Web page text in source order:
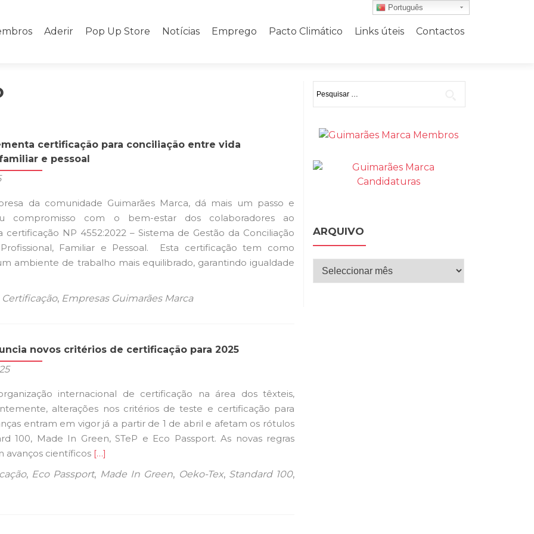
Aderir Pop Up Store Notícias Emprego Pacto Climático Links úteis Contactos
certificação para conciliação entre vida
e pessoal
da comunidade Guimarães Marca, dá mais um passo e
compromisso com o bem-estar dos colaboradores ao
NP 4552:2022 – Sistema de Gestão da Conciliação
Familiar e Pessoal. Esta certificação tem como
ambiente de trabalho mais equilibrado, garantindo igualdade
Certificação, Empresas Guimarães Marca
novos critérios de certificação para 2025
internacional de certificação na área dos têxteis,
alterações nos critérios de teste e certificação para
entram em vigor já a partir de 1 de abril e afetam os rótulos
100, Made In Green, STeP e Eco Passport. As novas regras
avanços científicos Ler
sobreOeko-
[…]
, Eco Passport, Made In Green, Oeko-Tex, Standard 100,
por:
ARQUIVO
Arquivo
Português